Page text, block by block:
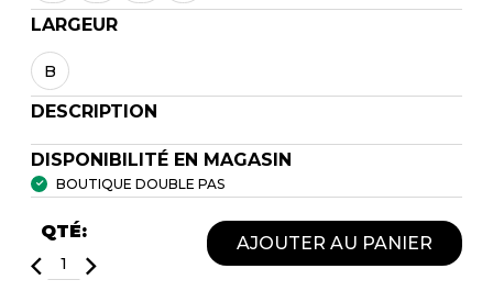
LARGEUR
B
DESCRIPTION
DISPONIBILITÉ EN MAGASIN
BOUTIQUE DOUBLE PAS
QTÉ:
AJOUTER AU PANIER